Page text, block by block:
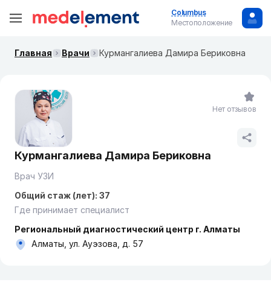
Columbus
Местоположение
Главная Врачи Курмангалиева Дамира Бериковна
Курмангалиева Дамира Бериковна
Врач УЗИ
Общий стаж (лет): 37
Где принимает специалист
Региональный диагностический центр г. Алматы
Алматы, ул. Ауэзова, д. 57
Нет отзывов